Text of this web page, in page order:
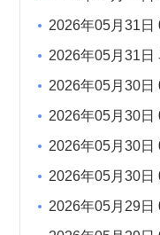
大胜广厦 张镇麟
2026年05月31日
印第安纳狂热84 -
2026年05月31日
霆闯进总决赛 文班
2026年05月30日
亚特兰大梦想86-
2026年05月30日
洛杉矶火花92-87
2026年05月30日
明尼苏达山猫79-
2026年05月30日
菲尼克斯水星68-
2026年05月29日